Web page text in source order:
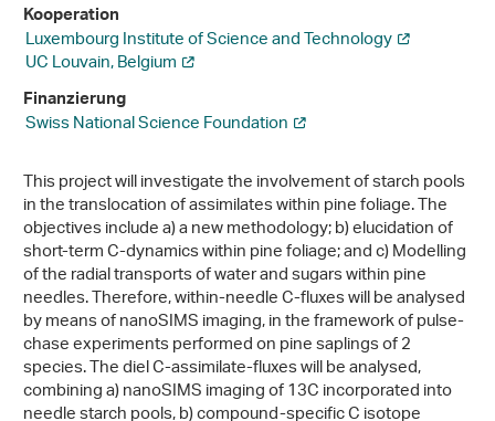
Kooperation
Luxembourg Institute of Science and Technology
UC Louvain, Belgium
Finanzierung
Swiss National Science Foundation
This project will investigate the involvement of starch pools
in the translocation of assimilates within pine foliage. The
objectives include a) a new methodology; b) elucidation of
short-term C-dynamics within pine foliage; and c) Modelling
of the radial transports of water and sugars within pine
needles. Therefore, within-needle C-fluxes will be analysed
by means of nanoSIMS imaging, in the framework of pulse-
chase experiments performed on pine saplings of 2
species. The diel C-assimilate-fluxes will be analysed,
combining a) nanoSIMS imaging of 13C incorporated into